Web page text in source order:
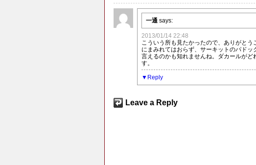
一通 says:
2013/01/14 22:48
こういう所も見たかったので、ありがと
にまみれてはおらず、サーキットのパド
言えるのかも知れませんね。ダカールが
す。
Reply
Leave a Reply